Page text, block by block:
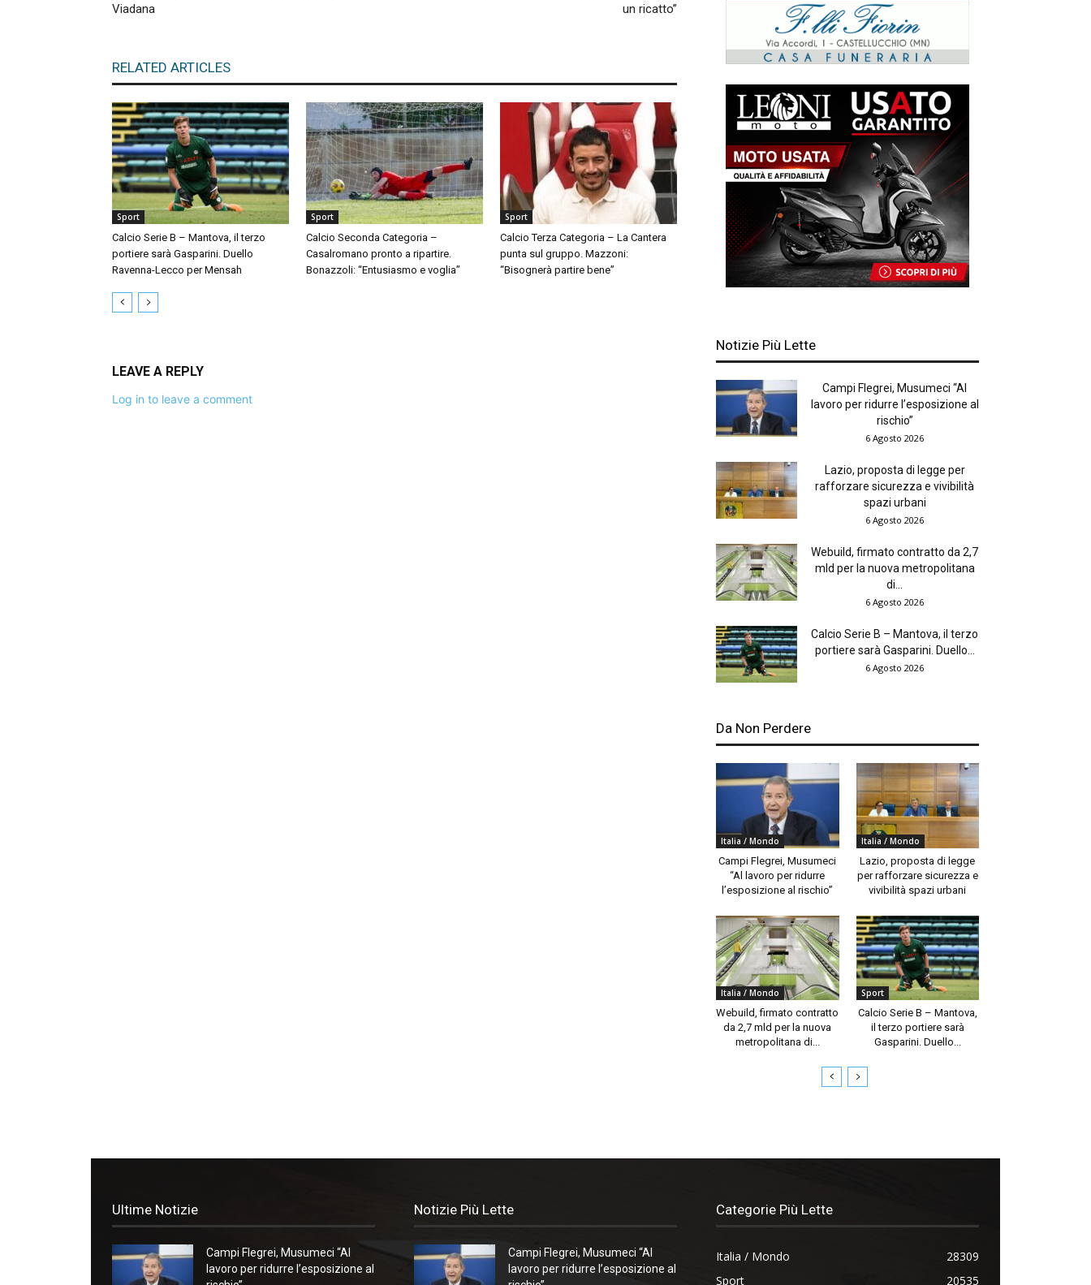
Viadana
un ricatto”
RELATED ARTICLES
Sport
Calcio Serie B – Mantova, il terzo
portiere sarà Gasparini. Duello
Ravenna-Lecco per Mensah
Sport
Calcio Seconda Categoria –
Casalromano pronto a ripartire.
Bonazzoli: “Entusiasmo e voglia”
Sport
Calcio Terza Categoria – La Cantera
punta sul gruppo. Mazzoni:
“Bisognerà partire bene”
LEAVE A REPLY
Log in to leave a comment
Notizie Più Lette
Campi Flegrei, Musumeci “Al
lavoro per ridurre l’esposizione al
rischio”
6 Agosto 2026
Lazio, proposta di legge per
rafforzare sicurezza e vivibilità
spazi urbani
6 Agosto 2026
Webuild, firmato contratto da 2,7
mld per la nuova metropolitana
di...
6 Agosto 2026
Calcio Serie B – Mantova, il terzo
portiere sarà Gasparini. Duello...
6 Agosto 2026
Da Non Perdere
Italia / Mondo
Campi Flegrei, Musumeci
“Al lavoro per ridurre
l’esposizione al rischio”
Italia / Mondo
Lazio, proposta di legge
per rafforzare sicurezza e
vivibilità spazi urbani
Italia / Mondo
Webuild, firmato contratto
da 2,7 mld per la nuova
metropolitana di...
Sport
Calcio Serie B – Mantova,
il terzo portiere sarà
Gasparini. Duello...
Ultime Notizie
Campi Flegrei, Musumeci “Al
lavoro per ridurre l’esposizione al
Notizie Più Lette
Campi Flegrei, Musumeci “Al
lavoro per ridurre l’esposizione al
Categorie Più Lette
Italia / Mondo
28309
Sport
20535